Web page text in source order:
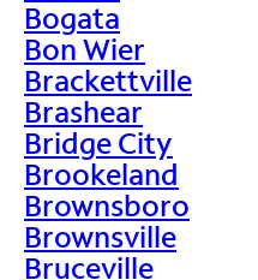
Bogata
Bon Wier
Brackettville
Brashear
Bridge City
Brookeland
Brownsboro
Brownsville
Bruceville